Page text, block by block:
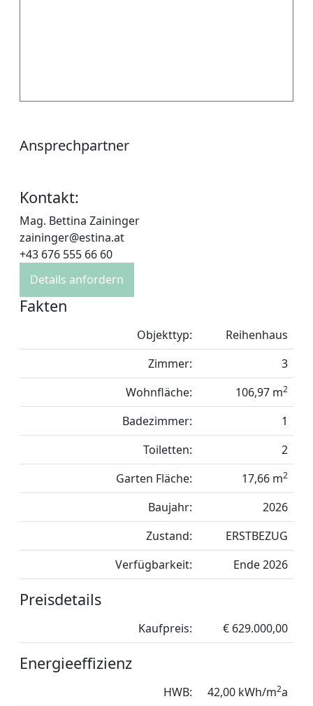
Ansprechpartner
Kontakt:
Mag. Bettina Zaininger
zaininger@estina.at
+43 676 555 66 60
Details anfordern
Fakten
Objekttyp:
Reihenhaus
Zimmer:
3
Wohnfläche:
106,97 m2
Badezimmer:
1
Toiletten:
2
Garten Fläche:
17,66 m2
Baujahr:
2026
Zustand:
ERSTBEZUG
Verfügbarkeit:
Ende 2026
Preisdetails
Kaufpreis: € 629.000,00
Energieeffizienz
HWB: 42,00 kWh/m2a